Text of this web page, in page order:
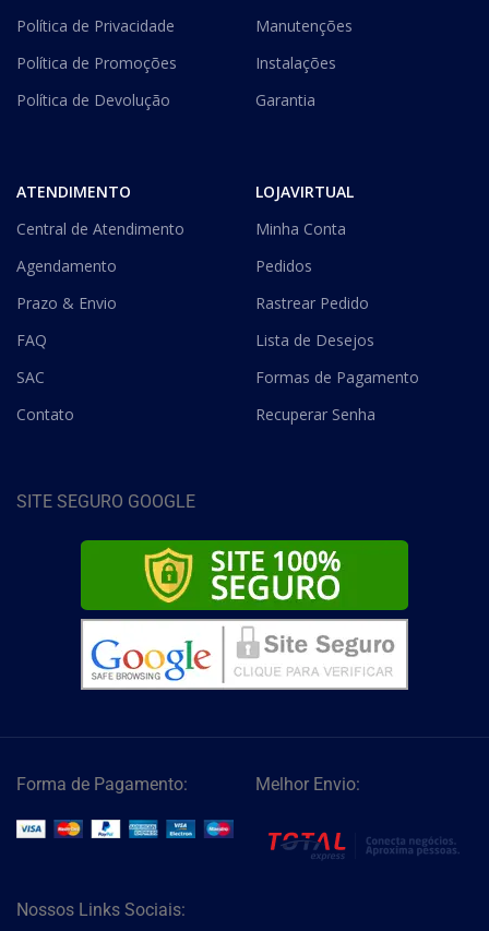
Política de Privacidade
Política de Promoções
Política de Devolução
Manutenções
Instalações
Garantia
ATENDIMENTO
Central de Atendimento
Agendamento
Prazo & Envio
FAQ
SAC
Contato
LOJAVIRTUAL
Minha Conta
Pedidos
Rastrear Pedido
Lista de Desejos
Formas de Pagamento
Recuperar Senha
SITE SEGURO GOOGLE
Forma de Pagamento: Melhor Envio:
Nossos Links Sociais: